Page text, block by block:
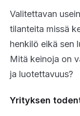
Valitettavan
tilanteita missä
henkilö eikä sen
Mitä keinoja on
ja luotettavuus?
Yrityksen